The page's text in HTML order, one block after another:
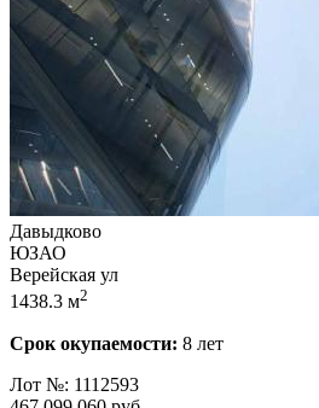
Давыдково
ЮЗАО
Верейская ул
1438.3 м2
Срок окупаемости: 8 лет
Лот №: 1112593